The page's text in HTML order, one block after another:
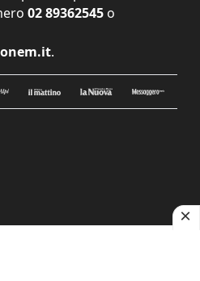
02 89362545 o
.